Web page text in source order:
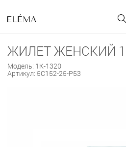
ЖИЛЕТ ЖЕНСКИЙ
Модель: 1К-1320
Артикул: 5С152-25-Р53